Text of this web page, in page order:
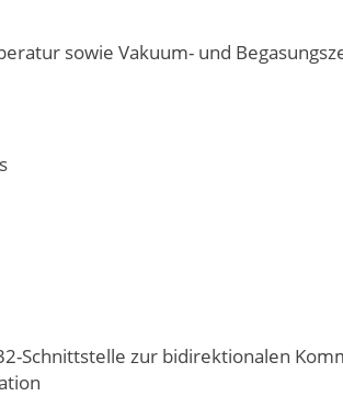
sowie Vakuum- und
Schnittstelle zur bidirektionalen